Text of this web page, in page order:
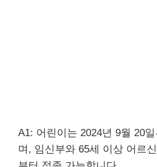
A1: 어린이는 2024년 9월 20
며, 임신부와 65세 이상 어르